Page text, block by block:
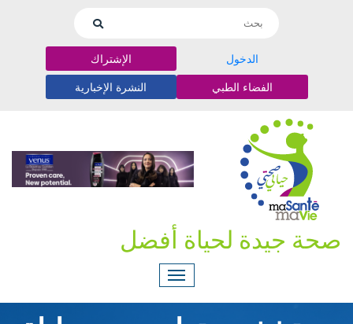
الدخول الإشتراك
الفضاء الطبي النشرة الإخبارية
صحة جيدة لحياة أفضل